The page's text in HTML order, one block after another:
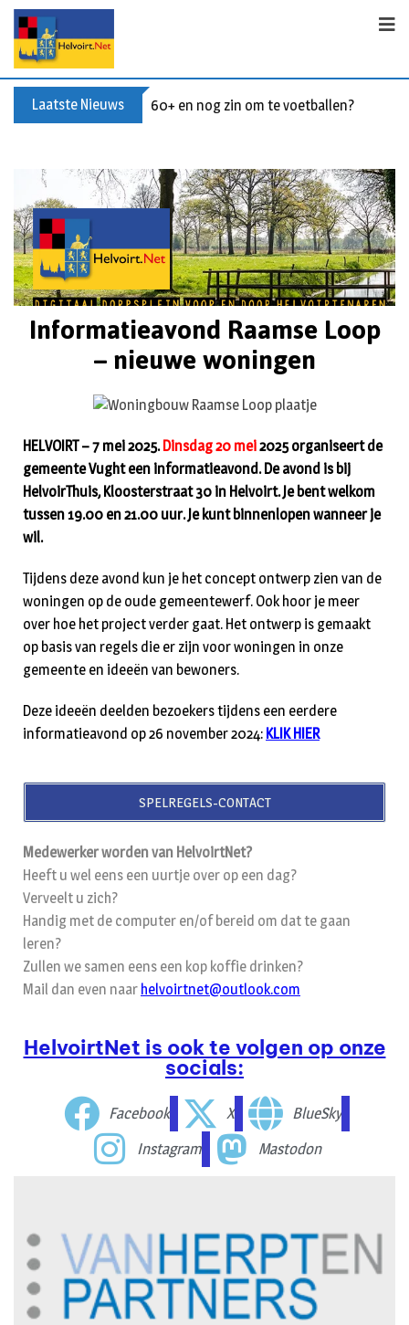
Laatste Nieuws 60+ en nog zin om te voetballen? Kom
Informatieavond Raamse Loop
– nieuwe woningen
HELVOIRT – 7 mei 2025.Dinsdag 20 mei2025 organiseert de
gemeente Vught een informatieavond. De avond is bij
HelvoirThuis, Kloosterstraat 30 in Helvoirt. Je bent welkom
tussen 19.00 en 21.00 uur. Je kunt binnenlopen wanneer je
wil.
Tijdens deze avond kun je het concept ontwerp zien van de
woningen op de oude gemeentewerf. Ook hoor je meer
over hoe het project verder gaat. Het ontwerp is gemaakt
op basis van regels die er zijn voor woningen in onze
gemeente en ideeën van bewoners.
Deze ideeën deelden bezoekers tijdens een eerdere
informatieavond op 26 november 2024: KLIK HIER
SPELREGELS-CONTACT
Medewerker worden van HelvoirtNet?
Heeft u wel eens een uurtje over op een dag?
Verveelt u zich?
Handig met de computer en/of bereid om dat te gaan
leren?
Zullen we samen eens een kop koffie drinken?
Mail dan even naar helvoirtnet@outlook.com
HelvoirtNet is ook te volgen op onze
socials:
Facebook X
BlueSky
Instagram
Mastodon